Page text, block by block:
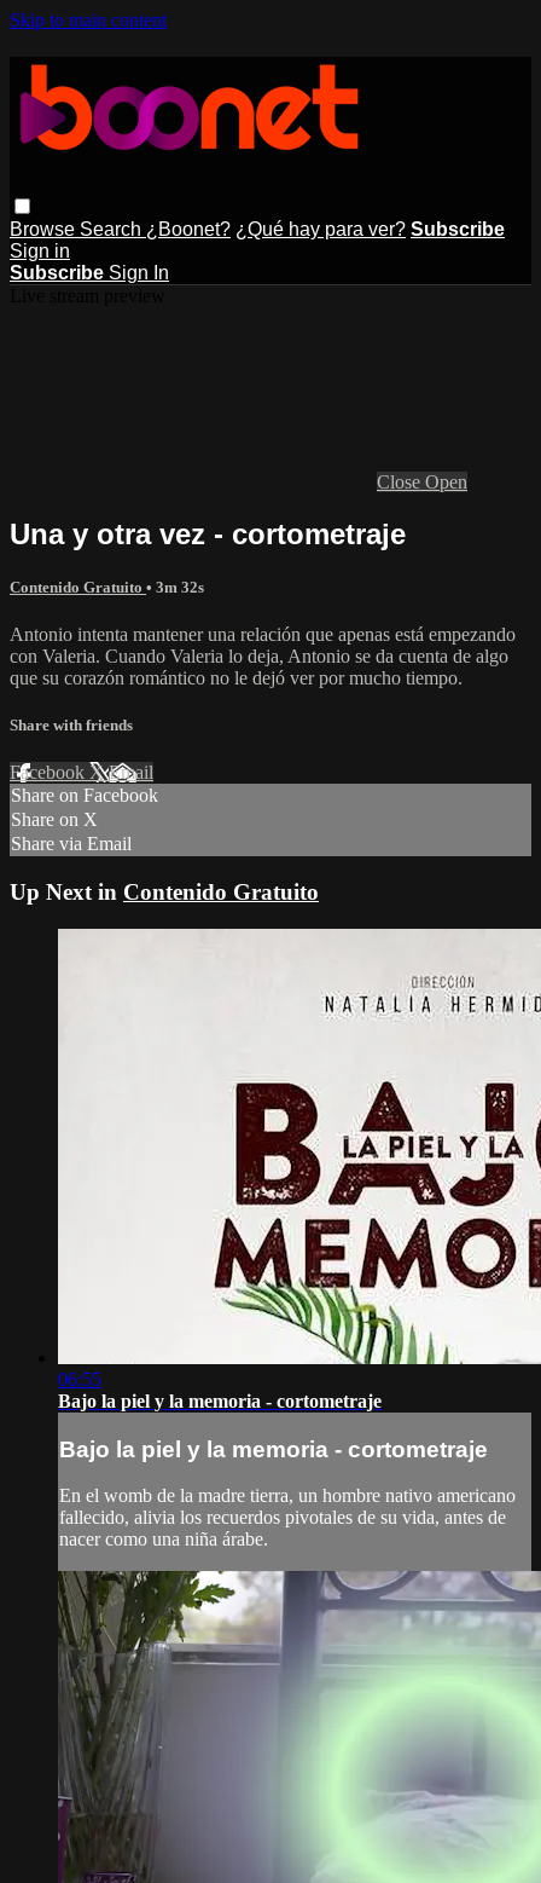
Skip to main content
Browse Search ¿Boonet? ¿Qué hay para ver? Subscribe
Sign in
Subscribe Sign In
Close Open
Una y otra vez - cortometraje
Contenido Gratuito • 3m 32s
Antonio intenta mantener una relación que apenas está empezando
con Valeria. Cuando Valeria lo deja, Antonio se da cuenta de algo
que su corazón romántico no le dejó ver por mucho tiempo.
Share with friends
Facebook XEmail
Share on Facebook
Share on X
Share via Email
Up Next in Contenido Gratuito
06:55
Bajo la piel y la memoria - cortometraje
Bajo la piel y la memoria - cortometraje
En el womb de la madre tierra, un hombre nativo americano
fallecido, alivia los recuerdos pivotales de su vida, antes de
nacer como una niña árabe.